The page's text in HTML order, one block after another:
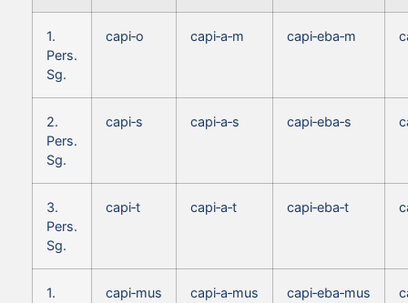
1.
Pers.
Sg.
capi‑o capi‑a‑m capi‑eba‑m
2.
Pers.
Sg.
capi‑s capi‑a‑s capi‑eba‑s
3.
Pers.
Sg.
capi‑t capi‑a‑t capi‑eba‑t
1.
capi‑mus capi‑a‑mus capi‑eba‑mus